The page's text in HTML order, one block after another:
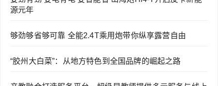
源元年
够劲够省够可靠 全能2.4T乘用炮带你纵享露营自由
“胶州大白菜”：从地方特色到全国品牌的崛起之路